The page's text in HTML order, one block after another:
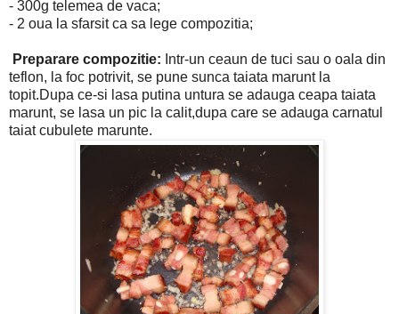
- 300g telemea de vaca;
- 2 oua la sfarsit ca sa lege compozitia;
Preparare compozitie: Intr-un ceaun de tuci sau o oala din
teflon, la foc potrivit, se pune sunca taiata marunt la
topit.Dupa ce-si lasa putina untura se adauga ceapa taiata
marunt, se lasa un pic la calit,dupa care se adauga carnatul
taiat cubulete marunte.